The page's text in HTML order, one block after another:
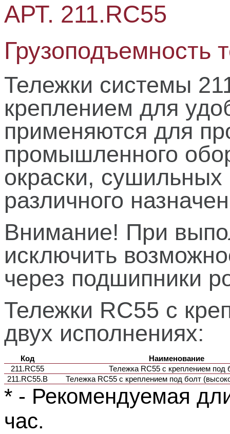
АРТ. 211.RC55
Грузоподъемность
Тележки системы
креплением для
применяются для
промышленного
окраски,
различного
Внимание! При
исключить
через подшипники
Тележки RC55 с
двух исполнениях:
Код
Наименование
211.RC55
Тележка RC55 с креплением под
211.RC55.В
Тележка RC55 с креплением под болт
* - Рекомендуемая
час.